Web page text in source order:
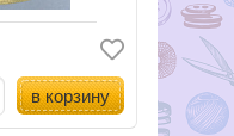
в корзину